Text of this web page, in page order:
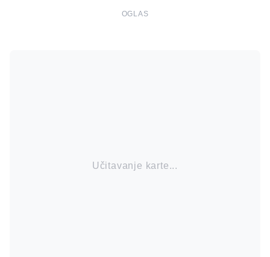
OGLAS
Učitavanje karte...